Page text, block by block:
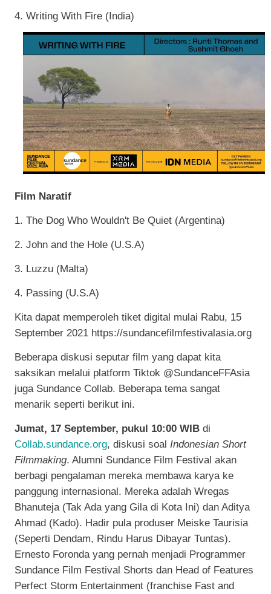
4. Writing With Fire (India)
Film Naratif
1. The Dog Who Wouldn't Be Quiet (Argentina)
2. John and the Hole (U.S.A)
3. Luzzu (Malta)
4. Passing (U.S.A)
Kita dapat memperoleh tiket digital mulai Rabu, 15
September 2021 https://sundancefilmfestivalasia.org
Beberapa diskusi seputar film yang dapat kita
saksikan melalui platform Tiktok @SundanceFFAsia
juga Sundance Collab. Beberapa tema sangat
menarik seperti berikut ini.
Jumat, 17 September, pukul 10:00 WIB di
Collab.sundance.org, diskusi soal Indonesian Short
Filmmaking. Alumni Sundance Film Festival akan
berbagi pengalaman mereka membawa karya ke
panggung internasional. Mereka adalah Wregas
Bhanuteja (Tak Ada yang Gila di Kota Ini) dan Aditya
Ahmad (Kado). Hadir pula produser Meiske Taurisia
(Seperti Dendam, Rindu Harus Dibayar Tuntas).
Ernesto Foronda yang pernah menjadi Programmer
Sundance Film Festival Shorts dan Head of Features
Perfect Storm Entertainment (franchise Fast and